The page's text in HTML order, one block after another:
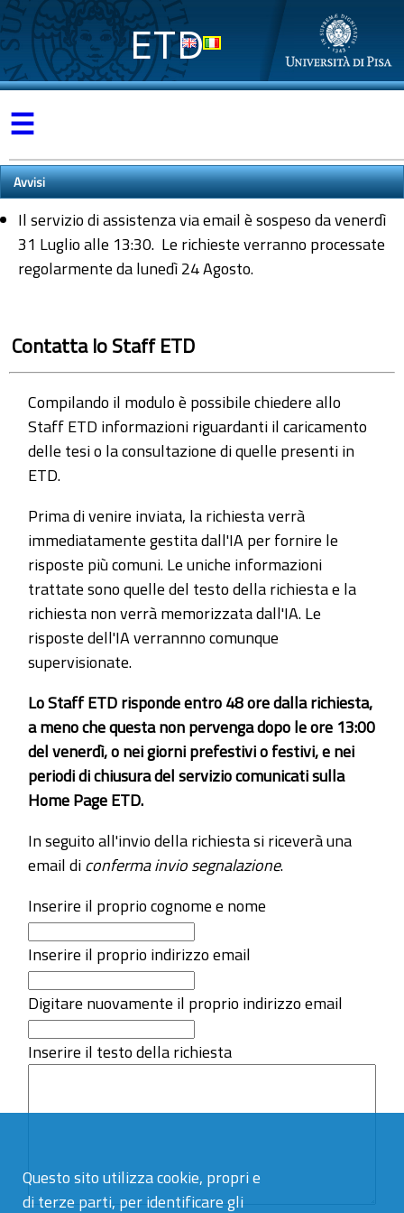
Questo sito utilizza cookie, propri e
di terze parti, per identificare gli
ETD
☰
Avvisi
Il servizio di assistenza via email è sospeso da venerdì
31 Luglio alle 13:30. Le richieste verranno processate
regolarmente da lunedì 24 Agosto.
Contatta lo Staff ETD
Compilando il modulo è possibile chiedere allo
Staff ETD informazioni riguardanti il caricamento
delle tesi o la consultazione di quelle presenti in
ETD.
Prima di venire inviata, la richiesta verrà
immediatamente gestita dall'IA per fornire le
risposte più comuni. Le uniche informazioni
trattate sono quelle del testo della richiesta e la
richiesta non verrà memorizzata dall'IA. Le
risposte dell'IA verrannno comunque
supervisionate.
Lo Staff ETD risponde entro 48 ore dalla richiesta,
a meno che questa non pervenga dopo le ore 13:00
del venerdì, o nei giorni prefestivi o festivi, e nei
periodi di chiusura del servizio comunicati sulla
Home Page ETD.
In seguito all'invio della richiesta si riceverà una
email diconferma invio segnalazione.
Inserire il proprio cognome e nome
Inserire il proprio indirizzo email
Digitare nuovamente il proprio indirizzo email
Inserire il testo della richiesta